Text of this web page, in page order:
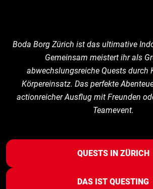
Boda Borg Zürich ist das ultimative
Gemeinsam meistert ihr als
abwechslungsreiche Quests durch
Körpereinsatz. Das perfekte
actionreicher Ausflug mit Freunden
Teamevent.
QUESTS IN ZÜRICH
DAS IST QUESTING